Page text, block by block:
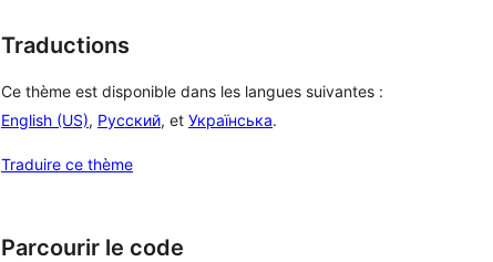
Traductions
Ce thème est disponible dans les langues suivantes :
English (US), Русский, et Українська.
Traduire ce thème
Parcourir le code